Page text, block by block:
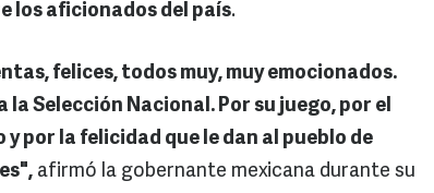
los aficionados del país.
felices, todos muy, muy emocionados.
Selección Nacional. Por su juego, por el
por la felicidad que le dan al pueblo de
afirmó la gobernante mexicana durante su